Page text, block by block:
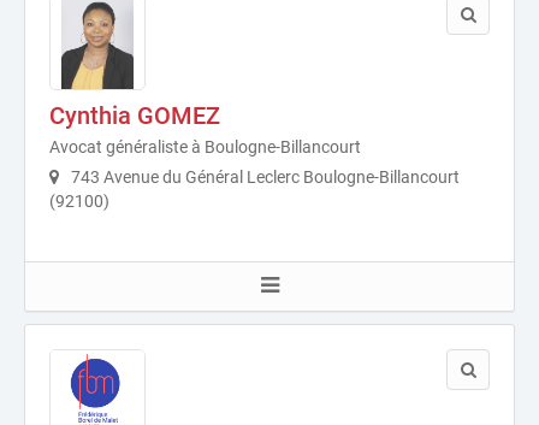
Cynthia GOMEZ
Avocat généraliste à Boulogne-Billancourt
743 Avenue du Général Leclerc Boulogne-Billancourt
(92100)